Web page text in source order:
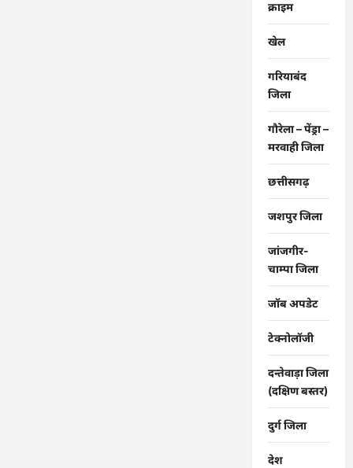
क्राइम
खेल
गरियाबंद
जिला
गौरेला – पेंड्रा –
मरवाही जिला
छत्तीसगढ़
जशपुर जिला
जांजगीर-
चाम्पा जिला
जॉब अपडेट
टेक्नोलॉजी
दन्तेवाड़ा जिला
(दक्षिण बस्तर)
दुर्ग जिला
देश